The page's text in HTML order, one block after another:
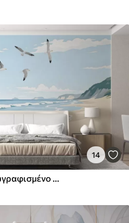
14
Θαλασσινό τοπίο ζωγραφισμένο με λαδομπογιά